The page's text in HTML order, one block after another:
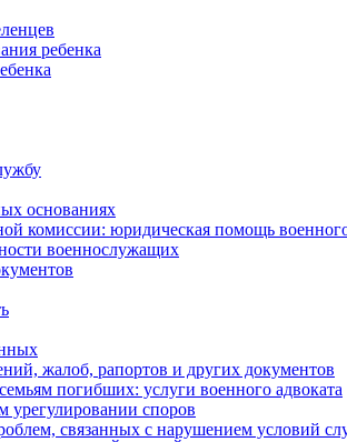
ребенка
основаниях
комиссии: юридическая помощь
военнослужащих
жалоб, рапортов и других документов
погибших: услуги военного адвоката
урегулировании споров
связанных с нарушением условий